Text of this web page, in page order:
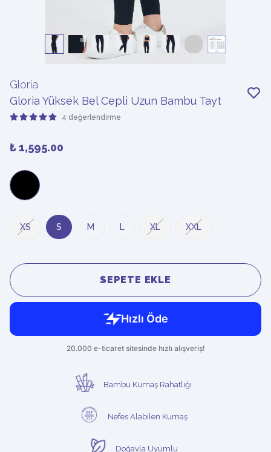
Gloria
Gloria Yüksek Bel Cepli Uzun Bambu Tayt
4 değerlendirme
₺ 1,595.00
XS S M L XL XXL
SEPETE EKLE
Bambu Kumaş Rahatlığı
Nefes Alabilen Kumaş
Doğayla Uyumlu